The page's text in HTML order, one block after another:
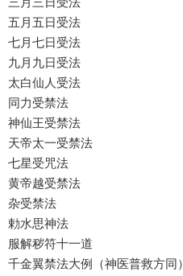
五月五日受法
七月七日受法
九月九日受法
太白仙人受法
同力受禁法
神仙王受禁法
天帝太一受禁法
七星受咒法
黄帝越受禁法
杂受禁法
勅水思神法
服解秽符十一道
千金翼禁法大例（神医普救方同）